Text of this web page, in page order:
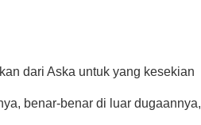
dari Aska untuk yang kesekian
benar-benar di luar dugaannya,